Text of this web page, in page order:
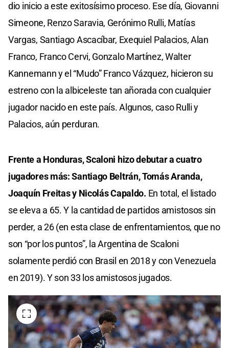
dio inicio a este exitosísimo proceso. Ese día, Giovanni
Simeone, Renzo Saravia, Gerónimo Rulli, Matías
Vargas, Santiago Ascacíbar, Exequiel Palacios, Alan
Franco, Franco Cervi, Gonzalo Martínez, Walter
Kannemann y el “Mudo” Franco Vázquez, hicieron su
estreno con la albiceleste tan añorada con cualquier
jugador nacido en este país. Algunos, caso Rulli y
Palacios, aún perduran.
Frente a Honduras, Scaloni hizo debutar a cuatro
jugadores más: Santiago Beltrán, Tomás Aranda,
Joaquín Freitas y Nicolás Capaldo. En total, el listado
se eleva a 65. Y la cantidad de partidos amistosos sin
perder, a 26 (en esta clase de enfrentamientos, que no
son “por los puntos”, la Argentina de Scaloni
solamente perdió con Brasil en 2018 y con Venezuela
en 2019). Y son 33 los amistosos jugados.